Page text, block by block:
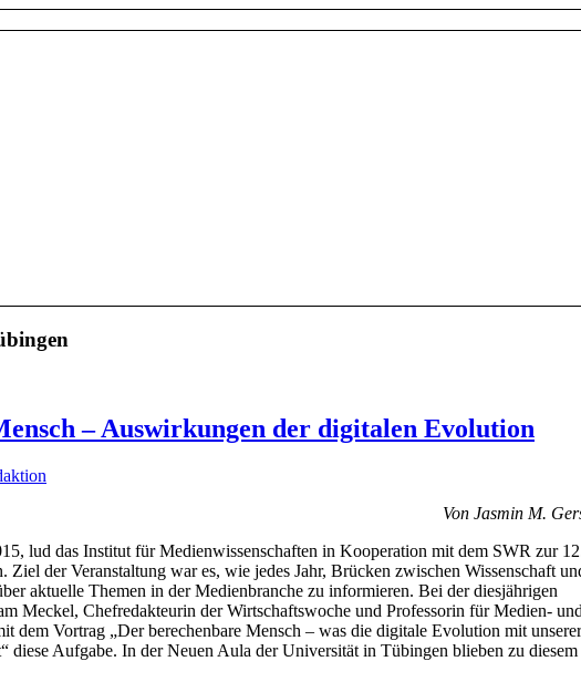
– Auswirkungen der digitalen Evolution
Von Jasmin M.
lud das Institut für Medienwissenschaften in Kooperation mit dem SWR zur
der Veranstaltung war es, wie jedes Jahr, Brücken zwischen Wissenschaft
aktuelle Themen in der Medienbranche zu informieren. Bei der diesjährigen
Meckel, Chefredakteurin der Wirtschaftswoche und Professorin für Medien- und
dem Vortrag „Der berechenbare Mensch – was die digitale Evolution mit unserer
diese Aufgabe. In der Neuen Aula der Universität in Tübingen blieben zu diesem